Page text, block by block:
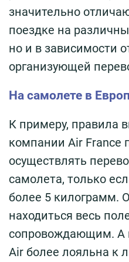
значительно
поездке на
но и в зависимости
организующей
На самолете в
К примеру, правила
компании Air France
осуществлять
самолета, только
более 5 килограмм.
находиться весь
сопровождающим. А
Air более лояльна к